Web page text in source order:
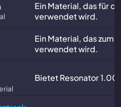
Ein Material, das für
verwendet wird.
Ein Material, das zum
verwendet wird.
Bietet Resonator